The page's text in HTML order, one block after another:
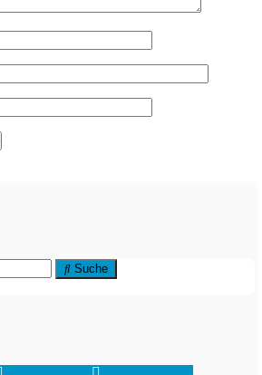
Suche